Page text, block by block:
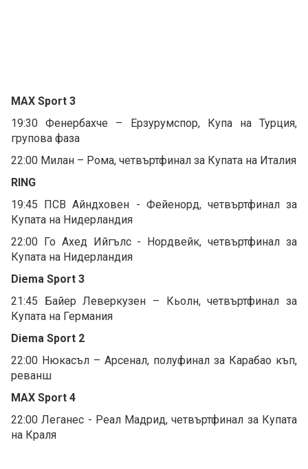
MAX Sport 3
19:30 Фенербахче – Ерзурумспор, Купа на Турция,
групова фаза
22:00 Милан – Рома, четвъртфинал за Купата на Италия
RING
19:45 ПСВ Айндховен - Фейенорд, четвъртфинал за
Купата на Нидерландия
22:00 Го Ахед Ийгълс - Нордвейк, четвъртфинал за
Купата на Нидерландия
Diema Sport 3
21:45 Байер Леверкузен – Кьолн, четвъртфинал за
Купата на Германия
Diema Sport 2
22:00 Нюкасъл – Арсенал, полуфинал за Карабао къп,
реванш
MAX Sport 4
22:00 Леганес - Реал Мадрид, четвъртфинал за Купата
на Краля